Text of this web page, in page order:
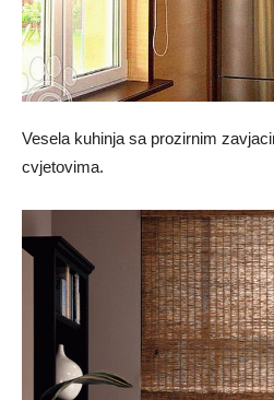
Vesela kuhinja sa prozirnim
cvjetovima.